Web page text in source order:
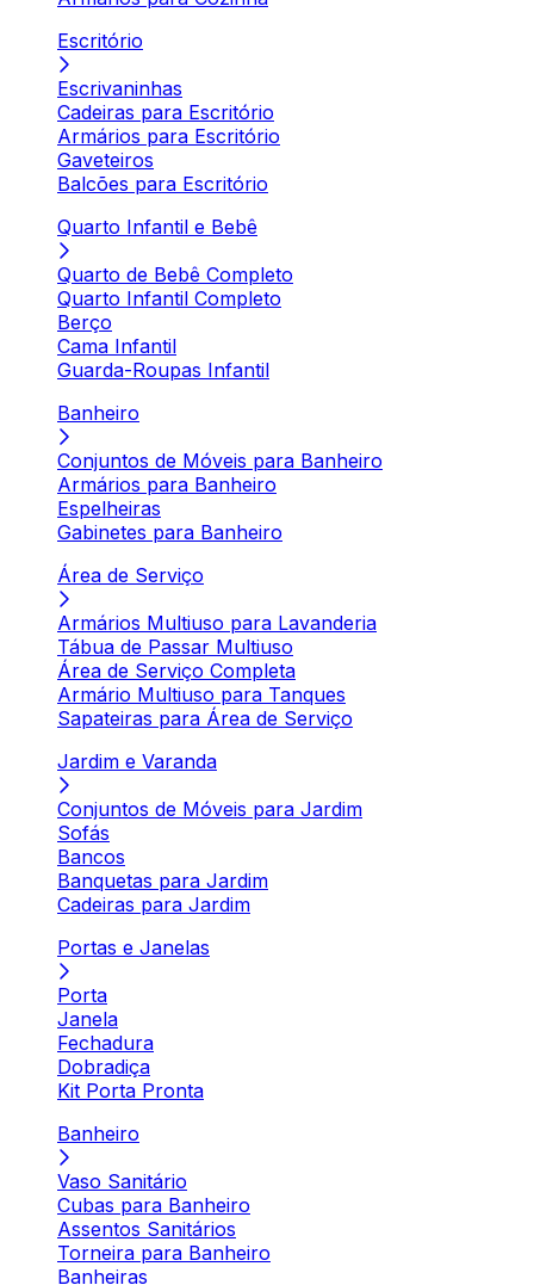
Escritório
Escrivaninhas
Cadeiras para Escritório
Armários para Escritório
Gaveteiros
Balcões para Escritório
Quarto Infantil e Bebê
Quarto de Bebê Completo
Quarto Infantil Completo
Berço
Cama Infantil
Guarda-Roupas Infantil
Banheiro
Conjuntos de Móveis para Banheiro
Armários para Banheiro
Espelheiras
Gabinetes para Banheiro
Área de Serviço
Armários Multiuso para Lavanderia
Tábua de Passar Multiuso
Área de Serviço Completa
Armário Multiuso para Tanques
Sapateiras para Área de Serviço
Jardim e Varanda
Conjuntos de Móveis para Jardim
Sofás
Bancos
Banquetas para Jardim
Cadeiras para Jardim
Portas e Janelas
Porta
Janela
Fechadura
Dobradiça
Kit Porta Pronta
Banheiro
Vaso Sanitário
Cubas para Banheiro
Assentos Sanitários
Torneira para Banheiro
Banheiras